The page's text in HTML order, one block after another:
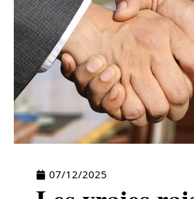
07/12/2025